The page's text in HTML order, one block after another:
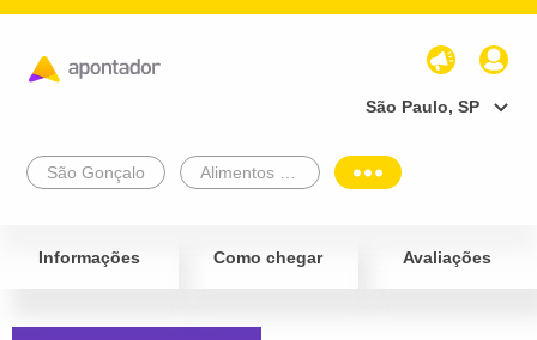
São Paulo, SP
São Gonçalo
Informações Como chegar Avaliações